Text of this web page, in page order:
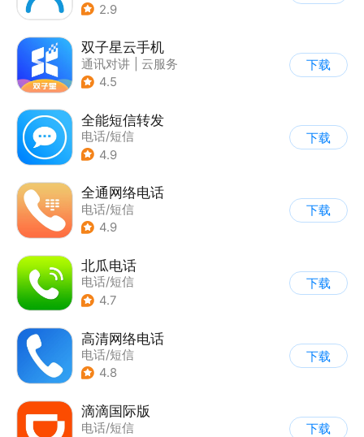
2.9
双子星云手机
通讯对讲
云服务
4.5
下载
全能短信转发
电话/短信
4.9
下载
全通网络电话
电话/短信
4.9
下载
北瓜电话
电话/短信
4.7
下载
高清网络电话
电话/短信
4.8
下载
滴滴国际版
电话/短信
下载